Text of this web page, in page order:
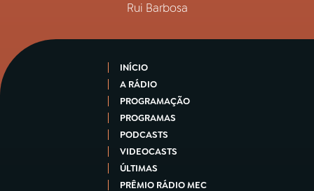
Rui Barbosa
INÍCIO
A RÁDIO
PROGRAMAÇÃO
PROGRAMAS
PODCASTS
VIDEOCASTS
ÚLTIMAS
PRÊMIO RÁDIO MEC